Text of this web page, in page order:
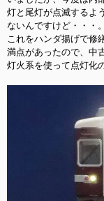
灯と尾灯が点滅するよ
ないんですけど・・・。
これをハンダ揚げで修
満点があったので、中
灯火系を使って点灯化